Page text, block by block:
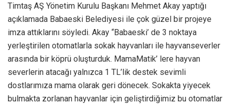
Timtaş AŞ Yönetim Kurulu Başkanı Mehmet Akay yaptığı
açıklamada Babaeski Belediyesi ile çok güzel bir projeye
imza attıklarını söyledi. Akay “Babaeski’ de 3 noktaya
yerleştirilen otomatlarla sokak hayvanları ile hayvanseverler
arasında bir köprü oluşturduk. MamaMatik’ lere hayvan
severlerin atacağı yalnızca 1 TL’lik destek sevimli
dostlarımıza mama olarak geri dönecek. Sokakta yiyecek
bulmakta zorlanan hayvanlar için geliştirdiğimiz bu otomatlar